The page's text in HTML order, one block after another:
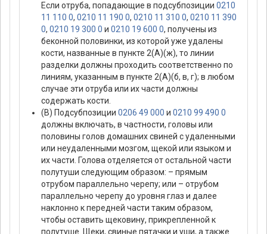
Если отруба, попадающие в подсубпозиции 0210
11 110 0, 0210 11 190 0, 0210 11 310 0, 0210 11 390
0, 0210 19 300 0 и 0210 19 600 0, получены из
беконной половинки, из которой уже удалены
кости, названные в пункте 2(А)(ж), то линии
разделки должны проходить соответственно по
линиям, указанным в пункте 2(А)(б, в, г); в любом
случае эти отруба или их части должны
содержать кости.
(В) Подсубпозиции 0206 49 000 и 0210 99 490 0
должны включать, в частности, головы или
половины голов домашних свиней с удаленными
или неудаленными мозгом, щекой или языком и
их части. Голова отделяется от остальной части
полутуши следующим образом: – прямым
отрубом параллельно черепу; или – отрубом
параллельно черепу до уровня глаз и далее
наклонно к передней части таким образом,
чтобы оставить щековину, прикрепленной к
полутуше. Щеки, свиные пятачки и уши, а также